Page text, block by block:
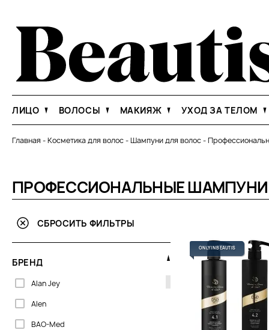
ЛИЦО ВОЛОСЫ МАКИЯЖ УХОД ЗА ТЕЛОМ
Главная -Косметика для волос-Шампуни для волос-
ПРОФЕССИОНАЛЬНЫЕ
СБРОСИТЬ ФИЛЬТРЫ
БРЕНД
Alan Jey
Alen
BAO-Med
ONLY IN BEAUTIS